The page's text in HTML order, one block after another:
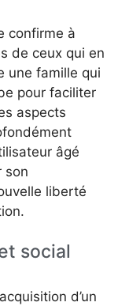
confirme à
de ceux qui en
une famille qui
pour faciliter
aspects
âgé
son
liberté
social
d’un